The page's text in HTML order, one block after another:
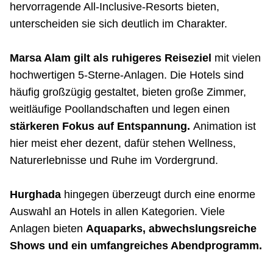
hervorragende All-Inclusive-Resorts bieten,
unterscheiden sie sich deutlich im Charakter.
Marsa Alam gilt als ruhigeres Reiseziel mit vielen
hochwertigen 5-Sterne-Anlagen. Die Hotels sind
häufig großzügig gestaltet, bieten große Zimmer,
weitläufige Poollandschaften und legen einen
stärkeren Fokus auf Entspannung. Animation ist
hier meist eher dezent, dafür stehen Wellness,
Naturerlebnisse und Ruhe im Vordergrund.
Hurghada hingegen überzeugt durch eine enorme
Auswahl an Hotels in allen Kategorien. Viele
Anlagen bieten Aquaparks, abwechslungsreiche
Shows und ein umfangreiches Abendprogramm.